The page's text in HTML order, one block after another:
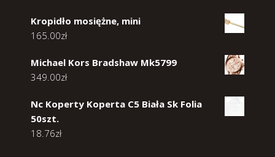
Kropidło mosiężne, mini
165.00zł
Michael Kors Bradshaw Mk5799
349.00zł
Nc Koperty Koperta C5 Biała Sk Folia
50szt.
18.76zł